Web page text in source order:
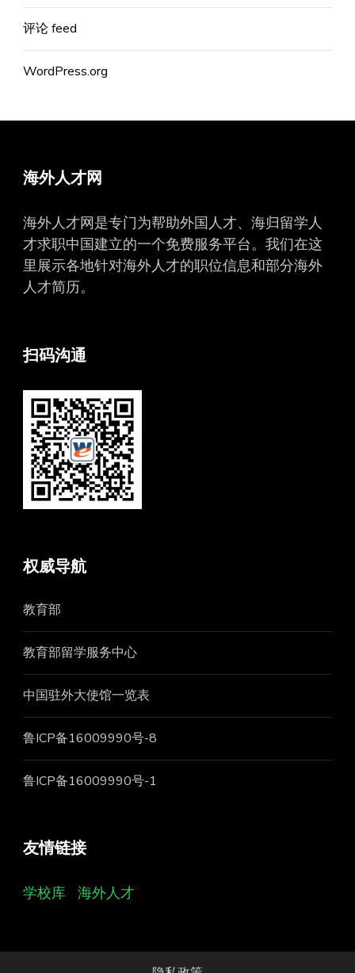
评论 feed
WordPress.org
海外人才网
海外人才网是专门为帮助外国人才、海归留学人
才求职中国建立的一个免费服务平台。我们在这
里展示各地针对海外人才的职位信息和部分海外
人才简历。
扫码沟通
权威导航
教育部
教育部留学服务中心
中国驻外大使馆一览表
鲁ICP备16009990号-8
鲁ICP备16009990号-1
友情链接
学校库 海外人才